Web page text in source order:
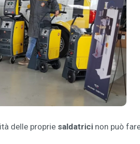
delle proprie saldatrici non può